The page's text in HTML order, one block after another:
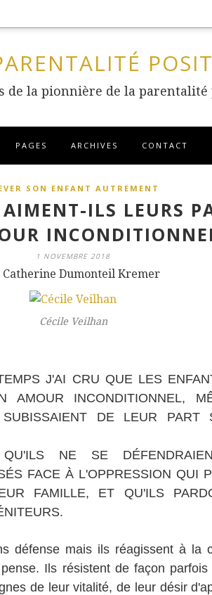
de la pionnière de la
PAGES ARCHIVES CONTACT
SON ENFANT AUTREMENT
ILS LEURS
1 NOVEMBRE 2018
Catherine Dumonteil Kremer
Cécile Veilhan
J'AI CRU QUE LES
AMOUR INCONDITIONNEL,
DE LEUR PART
NE SE
FACE À L'OPPRESSION QUI
FAMILLE, ET QU'ILS
défense mais ils réagissent à la
Ils résistent de façon parfois
de leur vitalité, de leur désir